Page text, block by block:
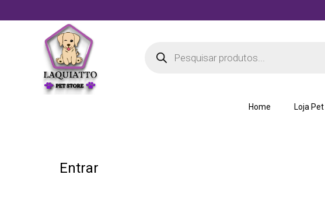
Home Loja Pet
Entrar